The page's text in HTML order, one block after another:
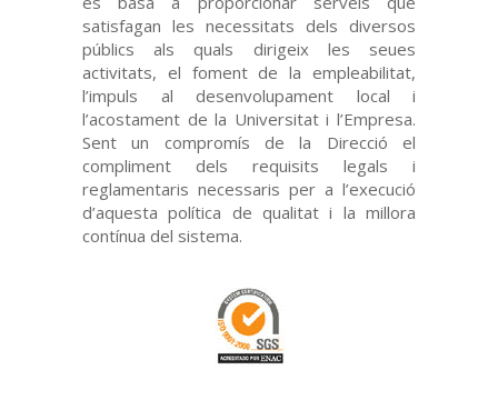
satisfagan les necessitats dels diversos
públics als quals dirigeix les seues
activitats, el foment de la empleabilitat,
l’impuls al desenvolupament local i
l’acostament de la Universitat i l’Empresa.
Sent un compromís de la Direcció el
compliment dels requisits legals i
reglamentaris necessaris per a l’execució
d’aquesta política de qualitat i la millora
contínua del sistema.